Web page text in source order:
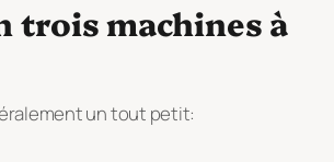
trois machines à
un tout petit: